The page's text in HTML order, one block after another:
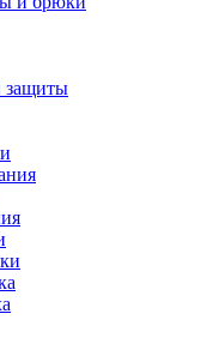
защиты